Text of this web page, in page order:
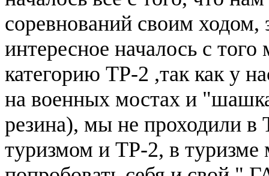
соревнований своим
интересное началось с
категорию ТР-2 ,так как у
на военных мостах и
резина), мы не проходили
туризмом и ТР-2, в